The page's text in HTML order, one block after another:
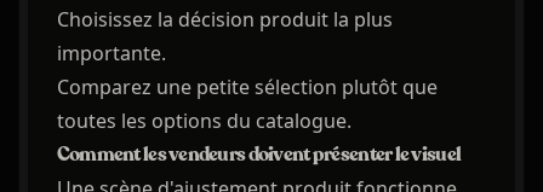
Choisissez la décision produit la plus
importante.
Comparez une petite sélection plutôt que
toutes les options du catalogue.
Comment les vendeurs doivent présenter le visuel